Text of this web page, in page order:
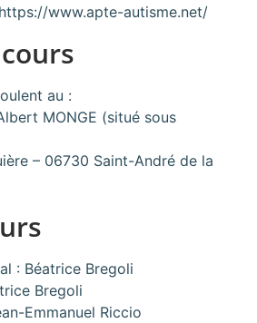
https://www.apte-autisme.net/
au :
MONGE (situé sous
– 06730 Saint-André de la
: Béatrice Bregoli
Bregoli
Emmanuel Riccio